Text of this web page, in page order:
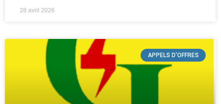
28 avril 2026
APPELS D'OFFRES